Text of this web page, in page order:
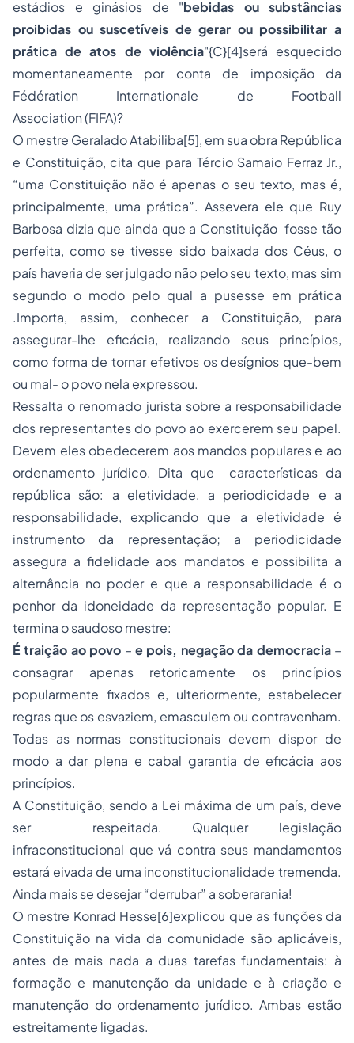
estádios e ginásios de "bebidas ou substâncias
proibidas ou suscetíveis de gerar ou possibilitar a
prática de atos de violência"{C}[4]será esquecido
momentaneamente por conta de imposição da
Fédération Internationale de Football
Association (FIFA)?
O mestre Geralado Atabiliba[5], em sua obra República
e Constituição, cita que para Tércio Samaio Ferraz Jr.,
“uma Constituição não é apenas o seu texto, mas é,
principalmente, uma prática”. Assevera ele que Ruy
Barbosa dizia que ainda que a Constituição fosse tão
perfeita, como se tivesse sido baixada dos Céus, o
país haveria de ser julgado não pelo seu texto, mas sim
segundo o modo pelo qual a pusesse em prática
.Importa, assim, conhecer a Constituição, para
assegurar-lhe eficácia, realizando seus princípios,
como forma de tornar efetivos os desígnios que-bem
ou mal- o povo nela expressou.
Ressalta o renomado jurista sobre a responsabilidade
dos representantes do povo ao exercerem seu papel.
Devem eles obedecerem aos mandos populares e ao
ordenamento jurídico. Dita que características da
república são: a eletividade, a periodicidade e a
responsabilidade, explicando que a eletividade é
instrumento da representação; a periodicidade
assegura a fidelidade aos mandatos e possibilita a
alternância no poder e que a responsabilidade é o
penhor da idoneidade da representação popular. E
termina o saudoso mestre:
É traição ao povo –e pois, negação da democracia–
consagrar apenas retoricamente os princípios
popularmente fixados e, ulteriormente, estabelecer
regras que os esvaziem, emasculem ou contravenham.
Todas as normas constitucionais devem dispor de
modo a dar plena e cabal garantia de eficácia aos
princípios.
A Constituição, sendo a Lei máxima de um país, deve
ser respeitada. Qualquer legislação
infraconstitucional que vá contra seus mandamentos
estará eivada de uma inconstitucionalidade tremenda.
Ainda mais se desejar “derrubar” a soberarania!
O mestre Konrad Hesse[6]explicou que as funções da
Constituição na vida da comunidade são aplicáveis,
antes de mais nada a duas tarefas fundamentais: à
formação e manutenção da unidade e à criação e
manutenção do ordenamento jurídico. Ambas estão
estreitamente ligadas.